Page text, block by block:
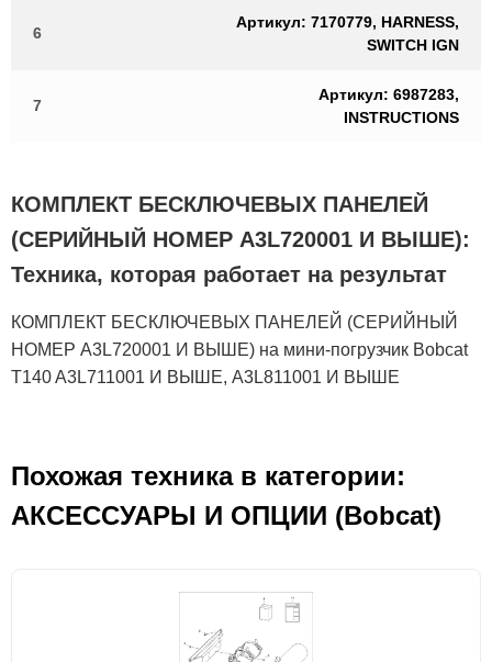
6
Артикул: 7170779, HARNESS,
SWITCH IGN
7
Артикул: 6987283,
INSTRUCTIONS
КОМПЛЕКТ БЕСКЛЮЧЕВЫХ ПАНЕЛЕЙ
(СЕРИЙНЫЙ НОМЕР A3L720001 И ВЫШЕ):
Техника, которая работает на результат
КОМПЛЕКТ БЕСКЛЮЧЕВЫХ ПАНЕЛЕЙ (СЕРИЙНЫЙ
НОМЕР A3L720001 И ВЫШЕ) на мини-погрузчик Bobcat
T140 A3L711001 И ВЫШЕ, A3L811001 И ВЫШЕ
Похожая техника в категории:
АКСЕСCУАРЫ И ОПЦИИ (Bobcat)